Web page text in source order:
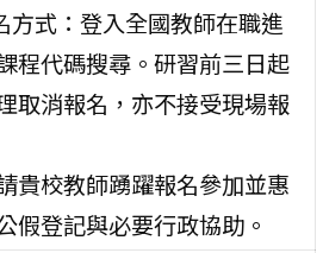
方式：登入全國教師在職進
程代碼搜尋。研習前三日起
取消報名，亦不接受現場報
貴校教師踴躍報名參加並惠
假登記與必要行政協助。